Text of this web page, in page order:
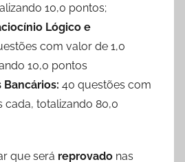
10,0 pontos;
Lógico e
com valor de 1,0
10,0 pontos
40 questões com
cada, totalizando 80,0
que será reprovado nas